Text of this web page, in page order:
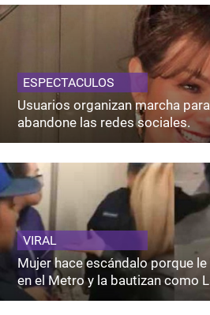
ESPECTACULOS
Usuarios organizan marcha
abandone las redes sociales.
VIRAL
Mujer hace escándalo porque le
en el Metro y la bautizan como